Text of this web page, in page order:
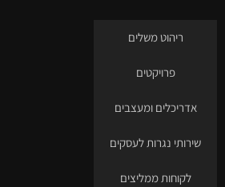
ריהוט משלים
פרויקטים
אדריכלים ומעצבים
שירותי נגרות לעסקים
לקוחות ממליצים